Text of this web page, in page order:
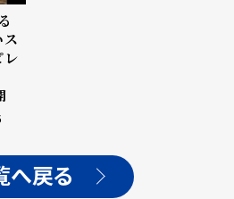
ス
レ
へ戻る